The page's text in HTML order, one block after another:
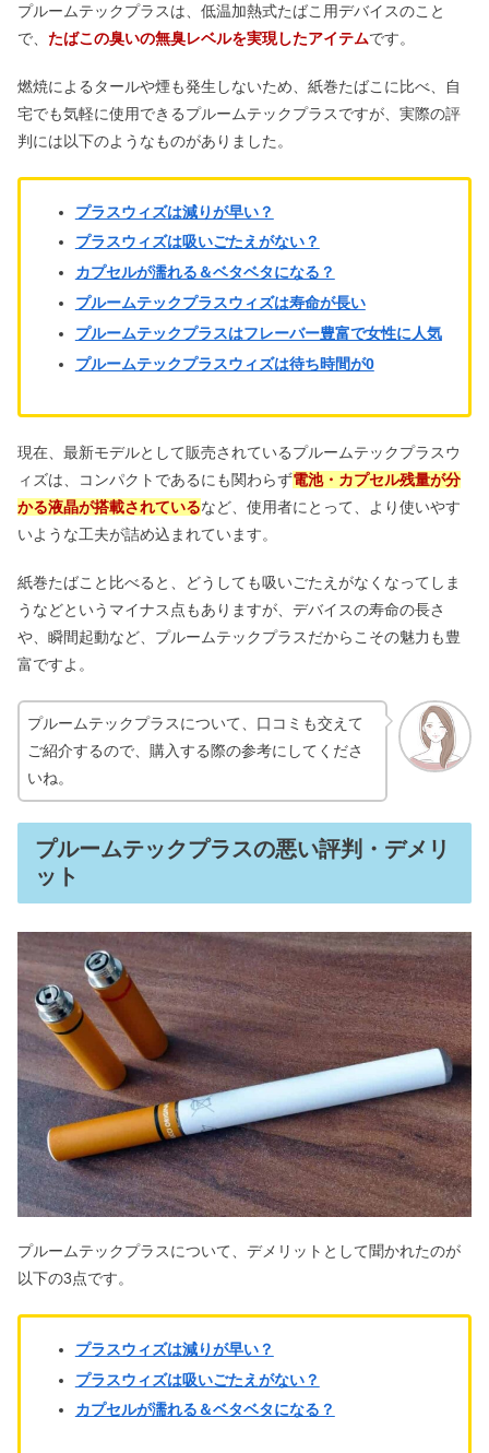
ブリーチははげる？焼けるように痛
い？後悔＆2回はやばいの真相
レディディオールは何歳まで？ 愛用芸
能人や値上げの真実を調べてみた
BARTH入浴剤はやばい&危険？1錠だ
けは効果なし？痩せた口コミも
ハミルトンの腕時計は恥ずかしい？年
齢層&愛用芸能人！何歳までOK？
＆やめた声｜置き型とどっち？
ミルクタッチのマスカラはどこに売っ
てる？パンダ目の口コミ・落とし方も
ニナファームはやばい？評判の真相｜
愛用芸能人や仕組みも解説
プルームテックプラスは、低温加熱式たばこ用デバイスのこと
で、 たばこの臭いの無臭レベルを実現したアイテムです。
燃焼によるタールや煙も発生しないため、紙巻たばこに比べ、自
宅でも気軽に使用できるプルームテックプラスですが、実際の評
判には以下のようなものがありました。
プラスウィズは減りが早い？
プラスウィズは吸いごたえがない？
カプセルが濡れる＆ベタベタになる？
プルームテックプラスウィズは寿命が長い
プルームテックプラスはフレーバー豊富で女性に人気
プルームテックプラスウィズは待ち時間が0
現在、最新モデルとして販売されているプルームテックプラスウ
ィズは、コンパクトであるにも関わらず電池・カプセル残量が分
かる液晶が搭載されているなど、使用者にとって、より使いやす
いような工夫が詰め込まれています。
紙巻たばこと比べると、どうしても吸いごたえがなくなってしま
うなどというマイナス点もありますが、デバイスの寿命の長さ
や、瞬間起動など、プルームテックプラスだからこその魅力も豊
富ですよ。
プルームテックプラスについて、口コミも交えて
ご紹介するので、購入する際の参考にしてくださ
いね。
プルームテックプラスの悪い評判・デメリ
ット
プルームテックプラスについて、デメリットとして聞かれたのが
以下の3点です。
プラスウィズは減りが早い？
プラスウィズは吸いごたえがない？
カプセルが濡れる＆ベタベタになる？